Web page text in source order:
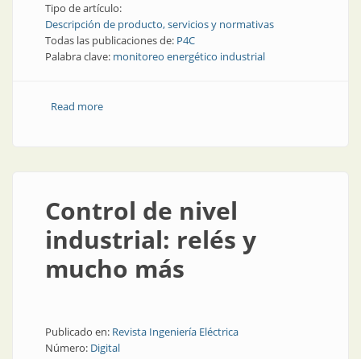
Tipo de artículo:
Descripción de producto, servicios y normativas
Todas las publicaciones de: P4C
Palabra clave: monitoreo energético industrial
Read moreabout Tecnología de vanguardia: qué es lo más nuevo
Control de nivel
industrial: relés y
mucho más
Publicado en: Revista Ingeniería Eléctrica
Número: Digital